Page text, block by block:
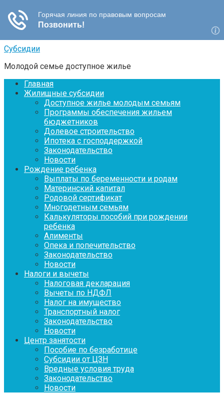
Перейти
контенту
Субсидии
Молодой семье доступное жилье
Главная
Жилищные субсидии
Доступное жилье молодым семьям
Программы обеспечения жильем
бюджетников
Долевое строительство
Ипотека с господдержкой
Законодательство
Новости
Рождение ребенка
Выплаты по беременности и родам
Материнский капитал
Родовой сертификат
Многодетным семьям
Калькуляторы пособий при рождении
ребенка
Алименты
Опека и попечительство
Законодательство
Новости
Налоги и вычеты
Налоговая декларация
Вычеты по НДФЛ
Налог на имущество
Транспортный налог
Законодательство
Новости
Центр занятости
Пособие по безработице
Субсидии от ЦЗН
Вредные условия труда
Законодательство
Новости